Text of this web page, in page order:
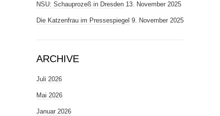
NSU: Schauprozeß in Dresden 13. November 2025
Die Katzenfrau im Pressespiegel 9. November 2025
ARCHIVE
Juli 2026
Mai 2026
Januar 2026